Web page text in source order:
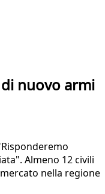
nuovo armi
Almeno 12 civili
nella regione